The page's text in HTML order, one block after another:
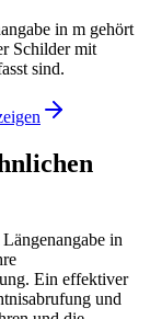
in m gehört
Schilder mit
sind.
in
Ein effektiver
und